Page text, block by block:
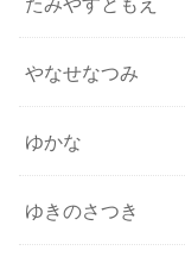
やなせなつみ
ゆかな
ゆきのさつき